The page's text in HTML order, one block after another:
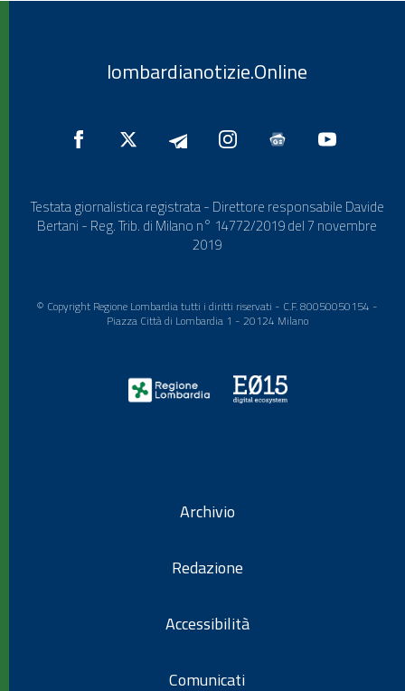
lombardianotizie.Online
Testata giornalistica registrata - Direttore responsabile Davide
Bertani - Reg. Trib. di Milano n° 14772/2019 del 7 novembre
2019
© Copyright Regione Lombardia tutti i diritti riservati - C.F. 80050050154 -
Piazza Città di Lombardia 1 - 20124 Milano
Archivio
Redazione
Accessibilità
Comunicati